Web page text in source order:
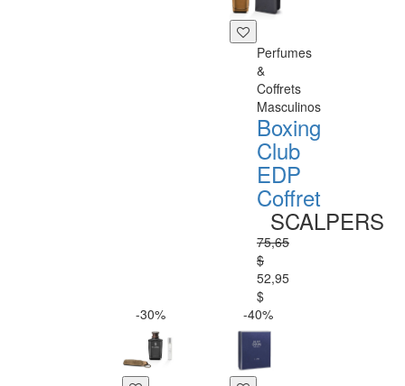
Perfumes
&
Coffrets
Masculinos
Boxing
Club
EDP
Coffret
SCALPERS
75,65
$
52,95
$
-30%
-40%